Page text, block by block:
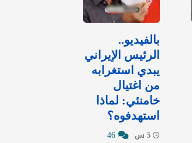
بالفيديو..
الرئيس الإيراني
يبدي استغرابه
من اغتيال
خامنئي: لماذا
استهدفوه؟